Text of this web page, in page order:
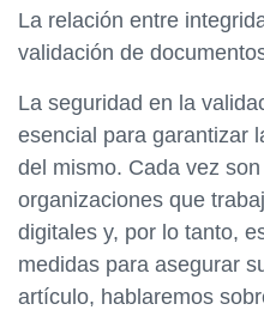
La relación entre
validación de
La seguridad en la
esencial para garantizar
del mismo. Cada vez
organizaciones que
digitales y, por lo tanto,
medidas para asegurar
artículo, hablaremos